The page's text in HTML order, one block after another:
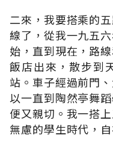
二來，我要搭乘的
線了，從我一九五
始，直到現在，路
飯店出來，散步到
站。車子經過前門
以一直到陶然亭舞
便又親切。我一搭
無慮的學生時代，自